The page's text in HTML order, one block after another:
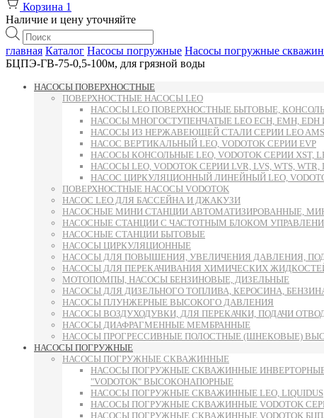
Корзина 1
Наличие и цену уточняйте
Поиск
товаров
главная Каталог Насосы погружные Насосы погружные
БЦПЭ-ГВ-75-0,5-100м, для грязной воды
НАСОСЫ ПОВЕРХНОСТНЫЕ
ПОВЕРХНОСТНЫЕ НАСОСЫ LEO
НАСОСЫ LEO ПОВЕРХНОСТНЫЕ БЫТОВЫЕ,
НАСОСЫ МНОГОСТУПЕНЧАТЫЕ LEO ECH, EMH,
НАСОСЫ ИЗ НЕРЖАВЕЮЩЕЙ СТАЛИ СЕРИИ LEO AMS,
НАСОС ВЕРТИКАЛЬНЫЙ LEO, VODOTOK СЕРИИ EVP
НАСОСЫ КОНСОЛЬНЫЕ LEO, VODOTOK СЕРИИ XST,
НАСОСЫ LEO, VODOTOK СЕРИИ LVR, LVS, WTS, WTR,
НАСОС ЦИРКУЛЯЦИОННЫЙ ЛИНЕЙНЫЙ LEO,
ПОВЕРХНОСТНЫЕ НАСОСЫ VODOTOK
НАСОС LEO ДЛЯ БАССЕЙНА И ДЖАКУЗИ
НАСОСНЫЕ МИНИ СТАНЦИИ АВТОМАТИЗИРОВАННЫЕ,
НАСОСНЫЕ СТАНЦИИ С ЧАСТОТНЫМ БЛОКОМ
НАСОСНЫЕ СТАНЦИИ БЫТОВЫЕ
НАСОСЫ ЦИРКУЛЯЦИОННЫЕ
НАСОСЫ ДЛЯ ПОВЫШЕНИЯ, УВЕЛИЧЕНИЯ ДАВЛЕНИЯ,
НАСОСЫ ДЛЯ ПЕРЕКАЧИВАНИЯ ХИМИЧЕСКИХ
МОТОПОМПЫ, НАСОСЫ БЕНЗИНОВЫЕ, ДИЗЕЛЬНЫЕ
НАСОСЫ ДЛЯ ДИЗЕЛЬНОГО ТОПЛИВА, КЕРОСИНА,
НАСОСЫ ПЛУНЖЕРНЫЕ ВЫСОКОГО ДАВЛЕНИЯ
НАСОСЫ ВОЗДУХОДУВКИ, ДЛЯ ПЕРЕКАЧКИ, ПОДАЧИ
НАСОСЫ ДИАФРАГМЕННЫЕ МЕМБРАННЫЕ
НАСОСЫ ПРОГРЕССИВНЫЕ ПОЛОСТНЫЕ (ШНЕКОВЫЕ)
НАСОСЫ ПОГРУЖНЫЕ
НАСОСЫ ПОГРУЖНЫЕ СКВАЖИННЫЕ
НАСОСЫ ПОГРУЖНЫЕ СКВАЖИННЫЕ
"VODOTOK" ВЫСОКОНАПОРНЫЕ
НАСОСЫ ПОГРУЖНЫЕ СКВАЖИННЫЕ LEO, LIQUIDUS
НАСОСЫ ПОГРУЖНЫЕ СКВАЖИННЫЕ VODOTOK
НАСОСЫ ПОГРУЖНЫЕ СКВАЖИННЫЕ VODOTOK